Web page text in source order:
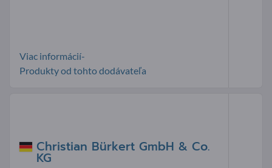
Viac informácií-
Produkty od tohto dodávateľa
Christian Bürkert GmbH & Co.
KG